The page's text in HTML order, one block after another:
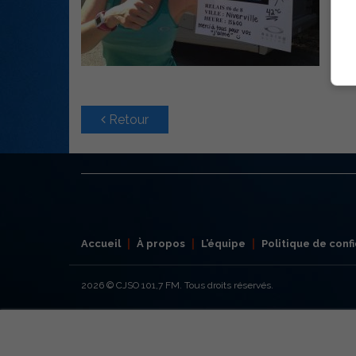
Retour
Accueil À propos L’équipe Politique de
2026 © CJSO 101,7 FM. Tous droits réservés.